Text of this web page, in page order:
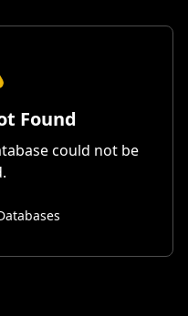
Found
could not be